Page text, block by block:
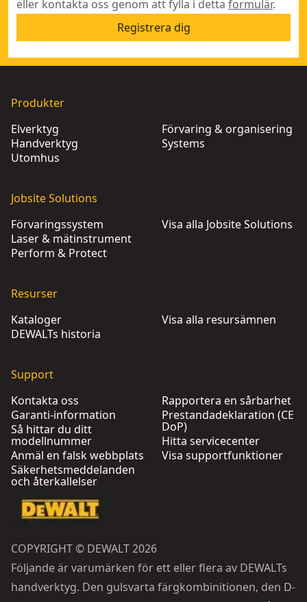
eller kontakta oss genom att fylla i detta formulär.
Registrera dig
Produkter
Elverktyg
Handverktyg
Utomhus
Förvaring & organisering
Systems
Jobsite Solutions
Förvaringssystem
Laser & mätinstrument
Perform & Protect
Visa alla Jobsite Solutions
Resurser
Kataloger
DEWALTs historia
Visa alla resursämnen
Support
Kontakta oss
Garanti-information
Så hittar du ditt
modellnummer
Anmäl en falsk webbplats
Säkerhetsmeddelanden
och återkallelser
Rapportera en sårbarhet
Prestandadeklaration (CE
DoP)
Hitta servicecenter
Visa supportfunktioner
COPYRIGHT © DEWALT 2026
Följande är varumärken för ett eller flera av DEWALTs
handverktyg. Den gulsvarta färgkombinitionen, den D-